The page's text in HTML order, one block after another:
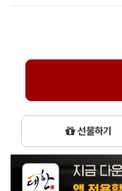
선물하기